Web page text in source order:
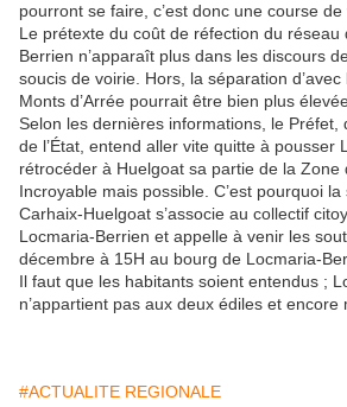
pourront se faire, c’est donc une course de
Le prétexte du coût de réfection du réseau
Berrien n’apparaît plus dans les discours
soucis de voirie. Hors, la séparation
Monts d’Arrée pourrait être bien plus
Selon les dernières informations, le Préfet,
de l’État, entend aller vite quitte à pousser
rétrocéder à Huelgoat sa partie de la Zone
Incroyable mais possible. C’est pourquoi
Carhaix-Huelgoat s’associe au collectif
Locmaria-Berrien et appelle à venir les
décembre à 15H au bourg de Locmaria-
Il faut que les habitants soient entendus ;
n’appartient pas aux deux édiles et
#ACTUALITE REGIONALE